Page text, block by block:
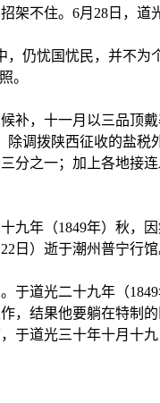
不住。6月28日，道
仍忧国忧民，并不
。
，十一月以三品顶戴
调拨陕西征收的盐
之一；加上各地接
九年（1849年）秋，
日）逝于潮州普宁行
于道光二十九年（
结果他要躺在特制
道光三十年十月十